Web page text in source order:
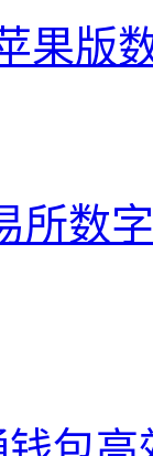
果版
所数